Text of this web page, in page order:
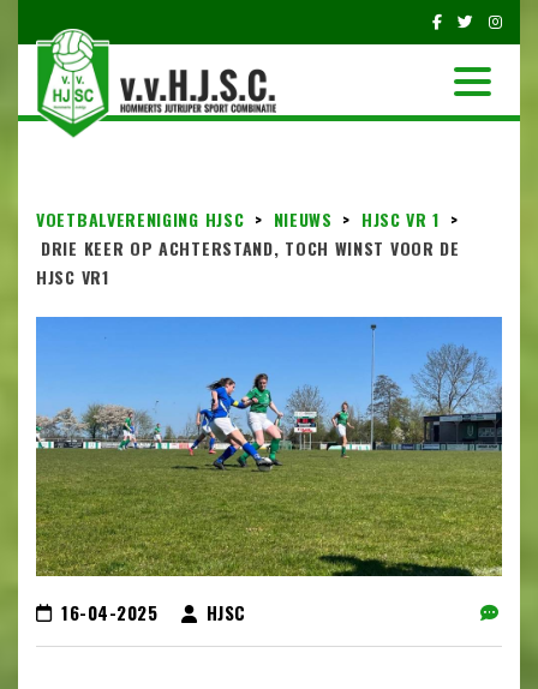
VOETBALVERENIGING HJSC > NIEUWS > HJSC VR 1 >
DRIE KEER OP ACHTERSTAND, TOCH WINST VOOR DE
HJSC VR1
16-04-2025 HJSC